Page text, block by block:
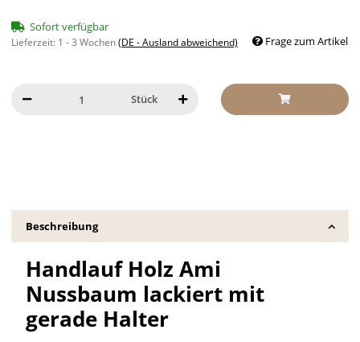
Sofort verfügbar
Lieferzeit: 1 - 3 Wochen(DE - Ausland abweichend) Frage zum Artikel
Stück
Beschreibung
Handlauf Holz Ami
Nussbaum lackiert mit
gerade Halter